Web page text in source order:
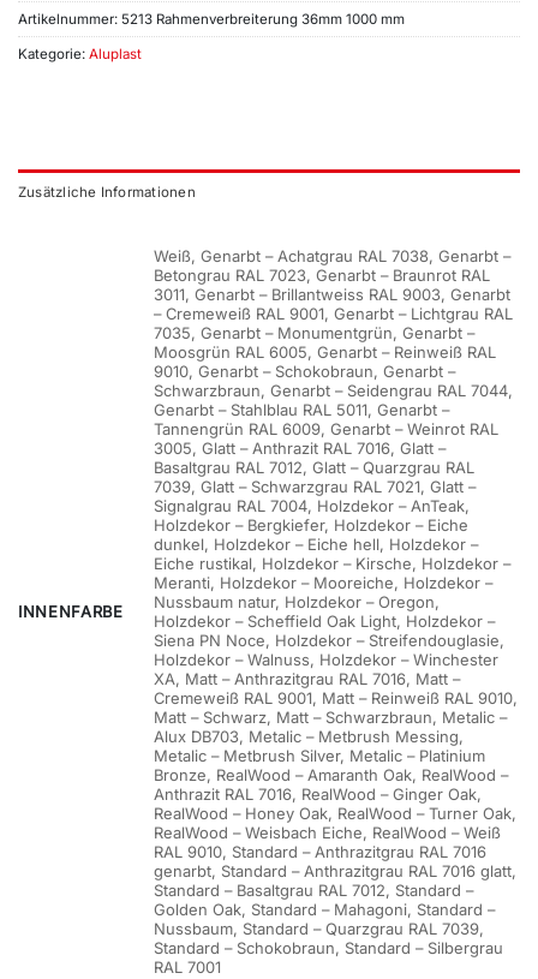
Artikelnummer: 5213 Rahmenverbreiterung 36mm 1000 mm
Kategorie: Aluplast
Zusätzliche Informationen
INNENFARBE
Weiß, Genarbt – Achatgrau RAL 7038, Genarbt –
Betongrau RAL 7023, Genarbt – Braunrot RAL
3011, Genarbt – Brillantweiss RAL 9003, Genarbt
– Cremeweiß RAL 9001, Genarbt – Lichtgrau RAL
7035, Genarbt – Monumentgrün, Genarbt –
Moosgrün RAL 6005, Genarbt – Reinweiß RAL
9010, Genarbt – Schokobraun, Genarbt –
Schwarzbraun, Genarbt – Seidengrau RAL 7044,
Genarbt – Stahlblau RAL 5011, Genarbt –
Tannengrün RAL 6009, Genarbt – Weinrot RAL
3005, Glatt – Anthrazit RAL 7016, Glatt –
Basaltgrau RAL 7012, Glatt – Quarzgrau RAL
7039, Glatt – Schwarzgrau RAL 7021, Glatt –
Signalgrau RAL 7004, Holzdekor – AnTeak,
Holzdekor – Bergkiefer, Holzdekor – Eiche
dunkel, Holzdekor – Eiche hell, Holzdekor –
Eiche rustikal, Holzdekor – Kirsche, Holzdekor –
Meranti, Holzdekor – Mooreiche, Holzdekor –
Nussbaum natur, Holzdekor – Oregon,
Holzdekor – Scheffield Oak Light, Holzdekor –
Siena PN Noce, Holzdekor – Streifendouglasie,
Holzdekor – Walnuss, Holzdekor – Winchester
XA, Matt – Anthrazitgrau RAL 7016, Matt –
Cremeweiß RAL 9001, Matt – Reinweiß RAL 9010,
Matt – Schwarz, Matt – Schwarzbraun, Metalic –
Alux DB703, Metalic – Metbrush Messing,
Metalic – Metbrush Silver, Metalic – Platinium
Bronze, RealWood – Amaranth Oak, RealWood –
Anthrazit RAL 7016, RealWood – Ginger Oak,
RealWood – Honey Oak, RealWood – Turner Oak,
RealWood – Weisbach Eiche, RealWood – Weiß
RAL 9010, Standard – Anthrazitgrau RAL 7016
genarbt, Standard – Anthrazitgrau RAL 7016 glatt,
Standard – Basaltgrau RAL 7012, Standard –
Golden Oak, Standard – Mahagoni, Standard –
Nussbaum, Standard – Quarzgrau RAL 7039,
Standard – Schokobraun, Standard – Silbergrau
RAL 7001